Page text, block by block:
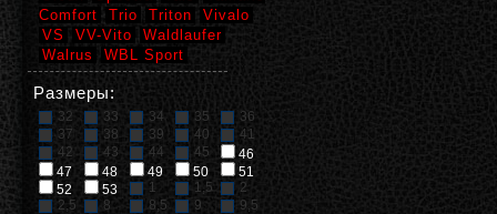
Comfort
Trio Triton
Vivalo
VS
VV-Vito
Waldlaufer
Walrus
WBL Sport
Размеры:
32 33 34 35
36
37
38 39 40
41
42
43 44 45
46
47
48 49 50
51
52
53 1 1,5
2
2,5
8 8,5 9
9,5